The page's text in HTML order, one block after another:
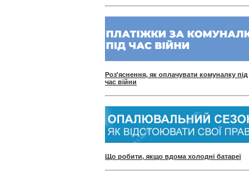
Роз'яснення, як оплачувати комуналку під
час війни
Що робити, якщо вдома холодні батареї